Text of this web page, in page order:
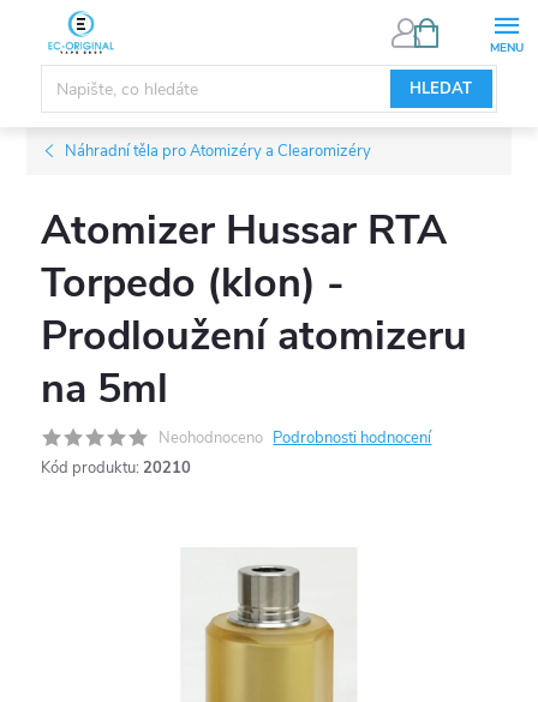
obsah
HLEDAT
NÁKUPNÍ
Náhradní těla pro Atomizéry a Clearomizéry
Atomizer Hussar RTA
Torpedo (klon) -
Prodloužení atomizeru
na 5ml
Neohodnoceno Podrobnosti hodnocení
Kód produktu: 20210